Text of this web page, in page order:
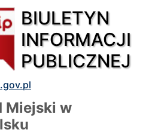
BIULETYN
INFORMACJI
PUBLICZNEJ
Miejski w